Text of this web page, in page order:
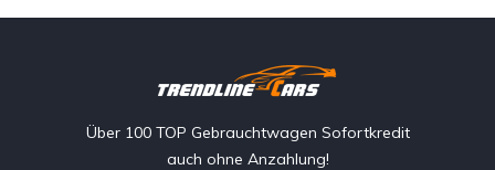
Über 100 TOP Gebrauchtwagen Sofortkredit
auch ohne Anzahlung!